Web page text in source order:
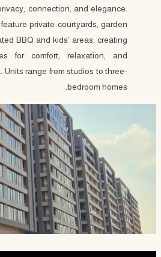
connection, and elegance.
private courtyards, garden
BBQ and kids’ areas, creating
for comfort, relaxation, and
Units range from studios to three-
bedroom homes.